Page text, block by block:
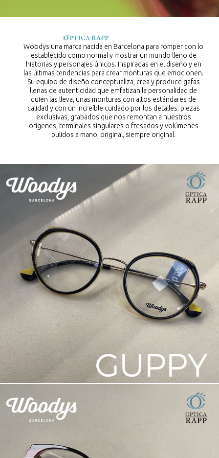
Woodys una marca nacida en Barcelona para romper con lo
establecido como normal y mostrar un mundo lleno de
historias y personajes únicos. Inspiradas en el diseño y en
las últimas tendencias para crear monturas que emocionen.
Su equipo de diseño conceptualiza, crea y produce gafas
llenas de autenticidad que emfatizan la personalidad de
quien las lleva, unas monturas con altos estándares de
calidad y con un increíble cuidado por los detalles: piezas
exclusivas, grabados que nos remontan a nuestros
orígenes, terminales singulares o fresados y volúmenes
pulidos a mano, original, siempre original.